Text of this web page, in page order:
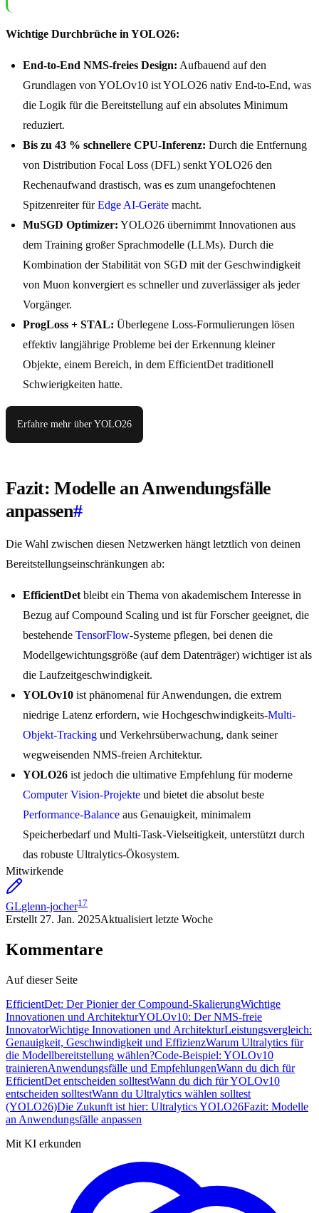
Wichtige Durchbrüche in YOLO26:
End-to-End NMS-freies Design: Aufbauend auf den
Grundlagen von YOLOv10 ist YOLO26 nativ End-to-End, was
die Logik für die Bereitstellung auf ein absolutes Minimum
reduziert.
Bis zu 43 % schnellere CPU-Inferenz: Durch die Entfernung
von Distribution Focal Loss (DFL) senkt YOLO26 den
Rechenaufwand drastisch, was es zum unangefochtenen
Spitzenreiter fürEdge AI-Geräte macht.
MuSGD Optimizer: YOLO26 übernimmt Innovationen aus
dem Training großer Sprachmodelle (LLMs). Durch die
Kombination der Stabilität von SGD mit der Geschwindigkeit
von Muon konvergiert es schneller und zuverlässiger als jeder
Vorgänger.
ProgLoss + STAL: Überlegene Loss-Formulierungen lösen
effektiv langjährige Probleme bei der Erkennung kleiner
Objekte, einem Bereich, in dem EfficientDet traditionell
Schwierigkeiten hatte.
Erfahre mehr über YOLO26
Fazit: Modelle an Anwendungsfälle
anpassen#
Die Wahl zwischen diesen Netzwerken hängt letztlich von deinen
Bereitstellungseinschränkungen ab:
EfficientDet bleibt ein Thema von akademischem Interesse in
Bezug auf Compound Scaling und ist für Forscher geeignet, die
bestehende TensorFlow-Systeme pflegen, bei denen die
Modellgewichtungsgröße (auf dem Datenträger) wichtiger ist als
die Laufzeitgeschwindigkeit.
YOLOv10 ist phänomenal für Anwendungen, die extrem
niedrige Latenz erfordern, wie Hochgeschwindigkeits-Multi-
Objekt-Tracking und Verkehrsüberwachung, dank seiner
wegweisenden NMS-freien Architektur.
YOLO26 ist jedoch die ultimative Empfehlung für moderne
Computer Vision-Projekte und bietet die absolut beste
Performance-Balance aus Genauigkeit, minimalem
Speicherbedarf und Multi-Task-Vielseitigkeit, unterstützt durch
das robuste Ultralytics-Ökosystem.
Mitwirkende
GLglenn-jocher17
Erstellt 27. Jan. 2025Aktualisiert letzte Woche
Kommentare
Auf dieser Seite
EfficientDet: Der Pionier der Compound-SkalierungWichtige
Innovationen und ArchitekturYOLOv10: Der NMS-freie
InnovatorWichtige Innovationen und ArchitekturLeistungsvergleich:
Genauigkeit, Geschwindigkeit und EffizienzWarum Ultralytics für
die Modellbereitstellung wählen?Code-Beispiel: YOLOv10
trainierenAnwendungsfälle und EmpfehlungenWann du dich für
EfficientDet entscheiden solltestWann du dich für YOLOv10
entscheiden solltestWann du Ultralytics wählen solltest
(YOLO26)Die Zukunft ist hier: Ultralytics YOLO26Fazit: Modelle
an Anwendungsfälle anpassen
Mit KI erkunden